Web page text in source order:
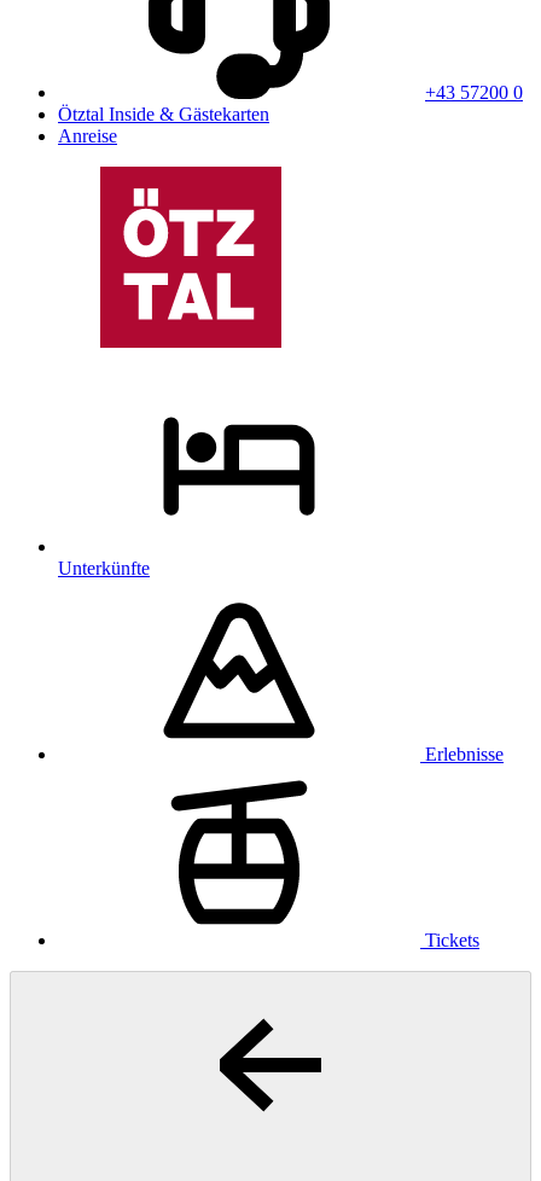
+43 57200 0
Ötztal Inside & Gästekarten
Anreise
Unterkünfte
Erlebnisse
Tickets